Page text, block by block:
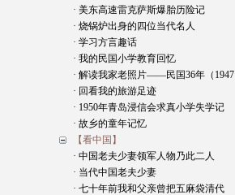
· 美东高速雷克萨斯爆胎历险记
· 烧锅炉出身的四位当代名人
· 学习方言趣话
· 我的民国小学教育回忆
· 解读我家老照片——民国36年（1947
· 回看我的旅游足迹
· 1950年青岛浸信会求真小学失学记
· 故乡的童年记忆
【看中国】
· 中国老夫少妻领军人物乃此二人
· 当代中国老夫少妻
· 七十年前我和父亲曾把五麻袋清代